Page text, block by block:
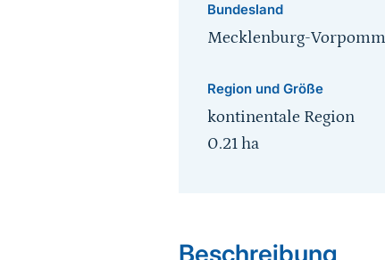
Bundesland
Mecklenburg-
Region und Größe
kontinentale Region
0.21ha
Beschreibung